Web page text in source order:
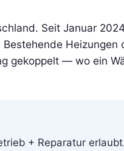
Seit Januar
Heizungen
gekoppelt — wo ein
+ Reparatur